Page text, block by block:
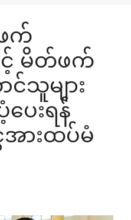
က်
င့် မိတ်ဖက်
သူများ
ေးရန်
အားထပ်မံ